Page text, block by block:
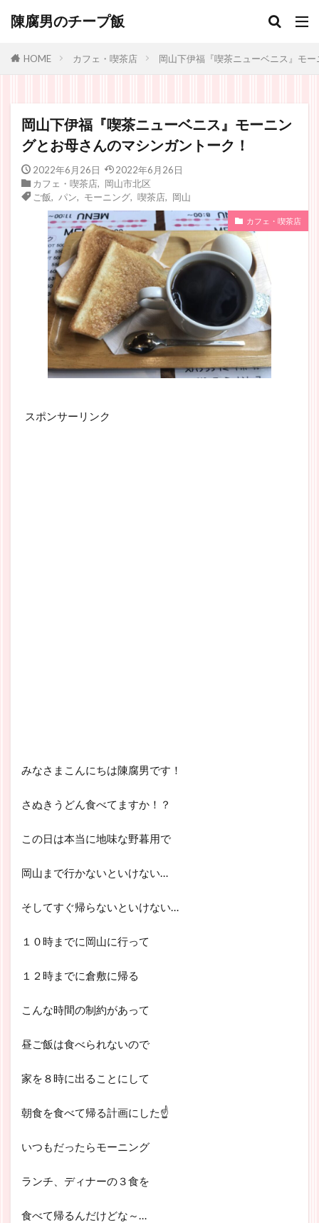
陳腐男のチープ飯
HOME カフェ・喫茶店 岡山下伊福『喫茶ニューベニス』モ
岡山下伊福『喫茶ニューベニス』モーニン
グとお母さんのマシンガントーク！
2022年6月26日
2022年6月26日
カフェ・喫茶店,
岡山市北区
ご飯
パン モーニング, 喫茶店, 岡山
カフェ・喫茶店
スポンサーリンク
みなさまこんにちは陳腐男です！
さぬきうどん食べてますか！？
この日は本当に地味な野暮用で
岡山まで行かないといけない…
そしてすぐ帰らないといけない…
１０時までに岡山に行って
１２時までに倉敷に帰る
こんな時間の制約があって
昼ご飯は食べられないので
家を８時に出ることにして
朝食を食べて帰る計画にした☝
いつもだったらモーニング
ランチ、ディナーの３食を
食べて帰るんだけどな～…